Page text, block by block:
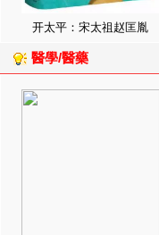
开太平：宋太祖赵匡胤
醫學/醫藥